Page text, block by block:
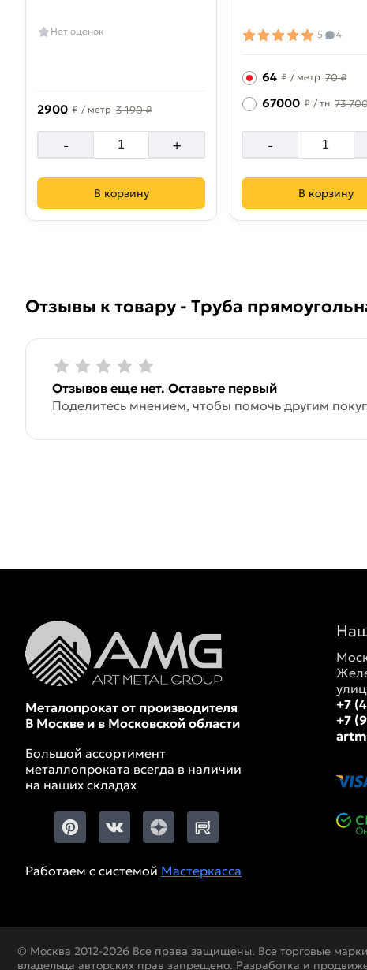
Нет оценок
2900 ₽ / метр 3 190 ₽
- +
В корзину
5 4
64 ₽ / метр 70 ₽
67000 ₽ / тн 73
-
В корзину
Отзывы к товару - Труба
Отзывов еще нет. Оставьте первый
Поделитесь мнением, чтобы помочь другим
Металопрокат от производителя
В Москве и в Московской области
Большой ассортимент
металлопроката всегда в наличии
на наших складах
Работаем с системой Мастеркасса
+7
+7
© Москва 2012-2026 Все права защищены. Все торговые
владельца авторских прав запрещено. Разработка и